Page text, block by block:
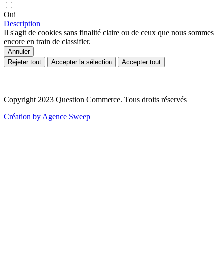
Oui
Description
Il s'agit de cookies sans finalité claire ou de ceux que nous sommes
encore en train de classifier.
Annuler
Rejeter tout
Accepter la sélection Accepter tout
Copyright 2023 Question Commerce. Tous droits réservés
Création by Agence Sweep